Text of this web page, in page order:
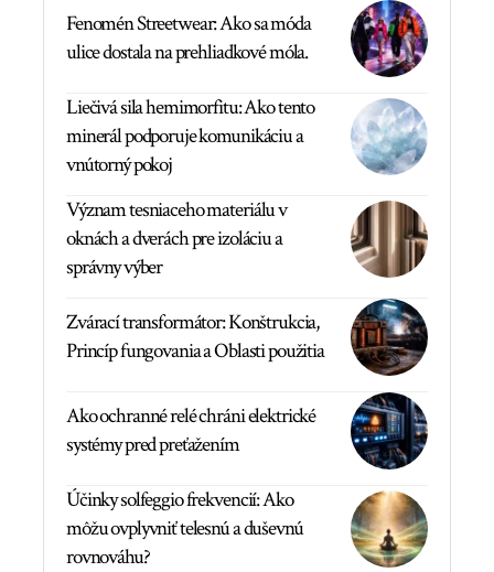
Fenomén Streetwear: Ako sa móda
ulice dostala na prehliadkové móla.
Liečivá sila hemimorfitu: Ako tento
minerál podporuje komunikáciu a
vnútorný pokoj
Význam tesniaceho materiálu v
oknách a dverách pre izoláciu a
správny výber
Zvárací transformátor: Konštrukcia,
Princíp fungovania a Oblasti použitia
Ako ochranné relé chráni elektrické
systémy pred preťažením
Účinky solfeggio frekvencií: Ako
môžu ovplyvniť telesnú a duševnú
rovnováhu?